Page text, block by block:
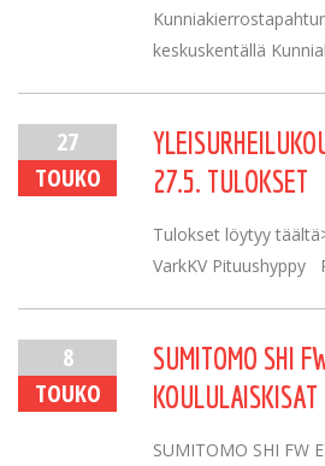
keskuskentällä
27
TOUKO
27.5. TULOKSET
Tulokset löytyy
VarkKV Pituushyppy
8
TOUKO
SUMITOMO SHI
KOULULAISKISAT
SUMITOMO SHI FW